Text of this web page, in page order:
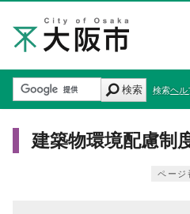
検索 検索ヘル
建築物環境配慮制
ペー